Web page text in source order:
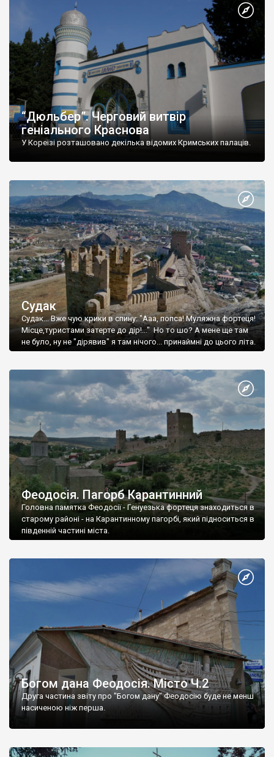
“Дюльбер”. Черговий витвір
геніального Краснова
У Кореїзі розташовано декілька відомих Кримських палаців.
Судак
Судак... Вже чую крики в спину: "Ааа, попса! Муляжна фортеця!
Місце,туристами затерте до дір!..." Но то шо? А мене ще там
не було, ну не "дірявив" я там нічого... принаймні до цього літа.
Феодосія. Пагорб Карантинний
Головна памятка Феодосії - Генуезька фортеця знаходиться в
старому районі - на Карантинному пагорбі, який підноситься в
південній частині міста.
Богом дана Феодосія. Місто Ч.2
Друга частина звіту про "Богом дану" Феодосію буде не менш
насиченою ніж перша.